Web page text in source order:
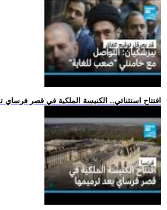
.. افتتاح استثنائي.. الكنيسة الملكية في قصر فرساي